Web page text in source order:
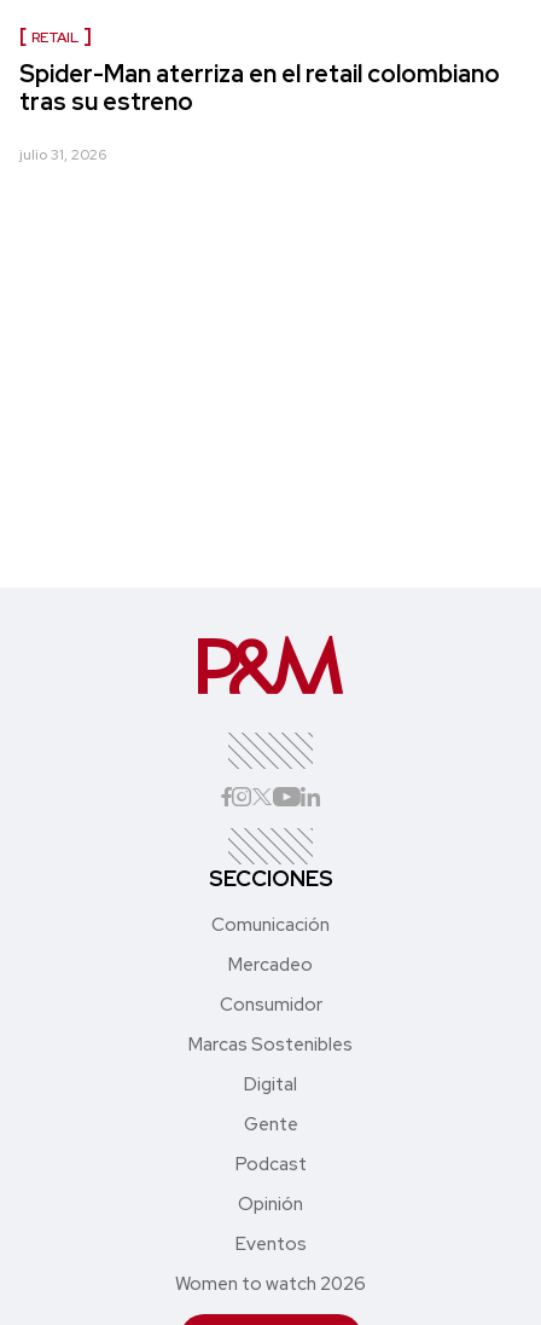
RETAIL
Spider-Man aterriza en el retail colombiano
tras su estreno
julio 31, 2026
SECCIONES
Comunicación
Mercadeo
Consumidor
Marcas Sostenibles
Digital
Gente
Podcast
Opinión
Eventos
Women to watch 2026